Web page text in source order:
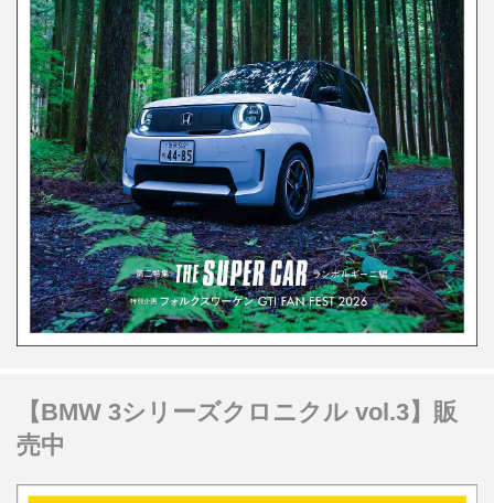
【BMW 3シリーズクロニクル vol.3】販
売中